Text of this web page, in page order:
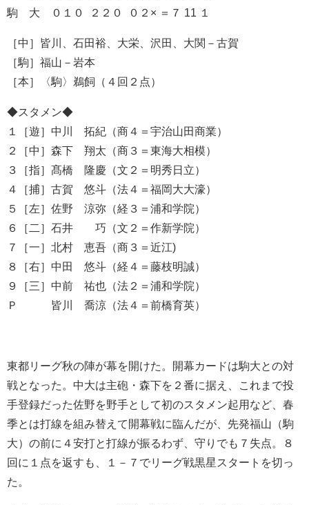
駒 大 ０１０ ２２０ ０２× ＝７ 11 １
［中］皆川、石田裕、大栄、沢田、大関－古賀
［駒］福山－岩本
［本］〈駒〉鵜飼（４回２点）
◆スタメン◆
１［遊］中川 拓紀（商４＝宇治山田商業）
２［中］森下 翔太（商３＝東海大相模）
３［指］髙橋 隆慶（文２＝明秀日立）
４［捕］古賀 悠斗（法４＝福岡大大濠）
５［左］佐野 涼弥（経３＝浦和学院）
６［二］石井 巧（文２＝作新学院）
７［一］北村 恵吾（商３＝近江)
８［右］中田 悠斗（経４＝藤枝明誠）
９［三］中前 祐也（法２＝浦和学院）
Ｐ 皆川 喬涼（法４＝前橋育英）
東都リーグ秋の陣が幕を開けた。開幕カードは駒大との対
戦となった。中大は主砲・森下を２番に据え、これまで投
手登録だった佐野を野手として初のスタメン起用など、春
季とは打線を組み替えて開幕戦に臨んだが、先発福山（駒
大）の前に４安打と打線が振るわず、守りでも７失点。８
回に１点を返すも、１－７でリーグ戦黒星スタートを切っ
た。